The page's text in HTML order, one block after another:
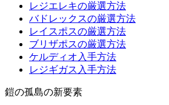
レジエレキの厳選方法
バドレックスの厳選方法
レイスポスの厳選方法
ブリザポスの厳選方法
ケルディオ入手方法
レジギガス入手方法
鎧の孤島の新要素